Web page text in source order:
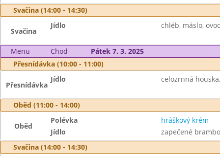
Svačina (14:00 - 14:30)
Svačina
Jídlo chléb, máslo,
Menu Chod
Pátek 7. 3. 2025
Přesnídávka (10:00 - 11:00)
Přesnídávka
Jídlo celozrnná
Oběd (11:00 - 14:00)
Oběd
Polévka
hráškový krém
Jídlo
zapečené
Svačina (14:00 - 14:30)